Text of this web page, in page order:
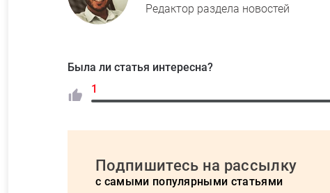
Редактор раздела новостей
Была ли статья интересна?
1
Подпишитесь на рассылку
с самыми популярными статьями